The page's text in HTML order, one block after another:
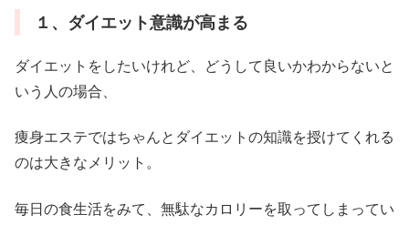
１、ダイエット意識が高まる
ダイエットをしたいけれど、どうして良いかわからないと
いう人の場合、
痩身エステではちゃんとダイエットの知識を授けてくれる
のは大きなメリット。
毎日の食生活をみて、無駄なカロリーを取ってしまってい